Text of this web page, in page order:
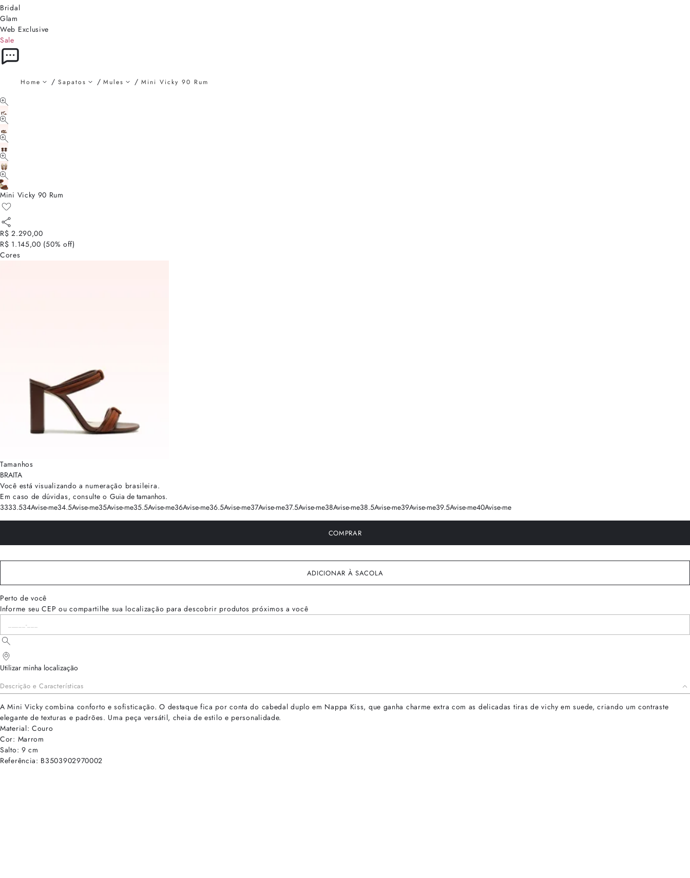
Bridal
Glam
Web Exclusive
Sale
Home Sapatos Mules Mini Vicky 90 Rum
Mini Vicky 90 Rum
R$ 2.290,00
R$ 1.145,00 (50% off)
Cores
Tamanhos
BRAITA
Você está visualizando a numeração brasileira.
Em caso de dúvidas, consulte o Guia de tamanhos.
3333.534Avise-me34.5Avise-me35Avise-me35.5Avise-me36Avise-me36.5Avise-me37Avise-me37.5Avise-me38Avise-me38.5Avise-me39Avise-me39.5Avise-me40Avise-me
COMPRAR
ADICIONAR À SACOLA
Perto de você
Informe seu CEP ou compartilhe sua localização para descobrir produtos próximos a você
Utilizar minha localização
Descrição e Características
A Mini Vicky combina conforto e sofisticação. O destaque fica por conta do cabedal duplo em Nappa Kiss, que ganha charme extra com as delicadas tiras de vichy em suede, criando um contraste
elegante de texturas e padrões. Uma peça versátil, cheia de estilo e personalidade.
Material: Couro
Cor: Marrom
Salto: 9 cm
Referência: B3503902970002